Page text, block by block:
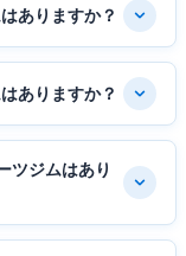
ありますか？
ありますか？
ツジムはあり